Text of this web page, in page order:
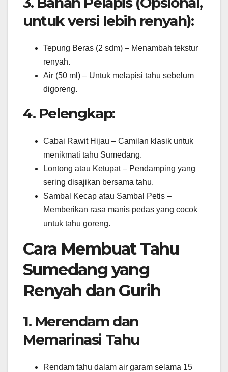
untuk versi lebih renyah):
Tepung Beras (2 sdm) – Menambah tekstur
renyah.
Air (50 ml) – Untuk melapisi tahu sebelum
digoreng.
4. Pelengkap:
Cabai Rawit Hijau – Camilan klasik untuk
menikmati tahu Sumedang.
Lontong atau Ketupat – Pendamping yang
sering disajikan bersama tahu.
Sambal Kecap atau Sambal Petis –
Memberikan rasa manis pedas yang cocok
untuk tahu goreng.
Cara Membuat Tahu
Sumedang yang
Renyah dan Gurih
1. Merendam dan
Memarinasi Tahu
Rendam tahu dalam air garam selama 15